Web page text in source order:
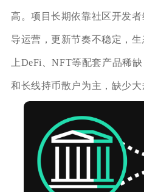
高。项目长期依靠社区开发
导运营，更新节奏不稳定，
上DeFi、NFT等配套产品稀
和长线持币散户为主，缺少大